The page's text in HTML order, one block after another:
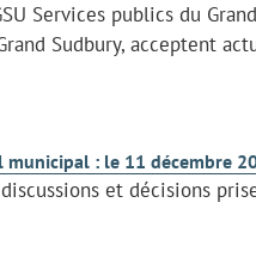
Services publics du
Sudbury, acceptent
municipal : le 11 décembre
et décisions